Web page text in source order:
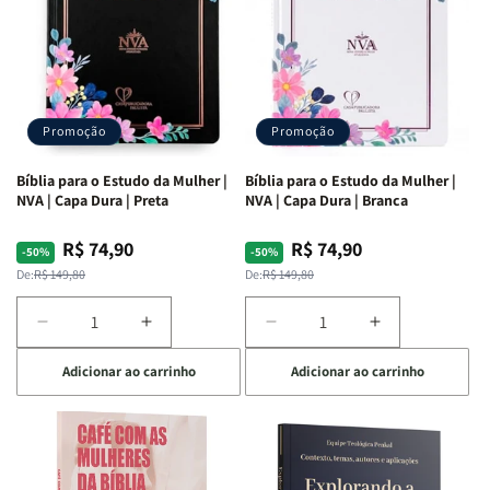
Promoção
Bíblia para o Estudo da Mulher |
NVA | Capa Dura | Preta
-50%
Preço
normal
De:R$ 149,80
Preço
promocional
R$ 74,90
Diminuir
a
quantidade
de
Bíblia
para
Aumentar
a
quantidade
de
Bíblia
para
o
Adicionar ao carrinho
Promoção
Bíblia para o Estudo da Mulher |
NVA | Capa Dura | Branca
-50%
Preço
normal
De:R$ 149,80
Preço
promocional
R$ 74,90
Diminuir
a
quantidade
de
Bíblia
o
Aumentar
a
quantidade
de
Bíblia
para
o
Adicionar ao carrinho